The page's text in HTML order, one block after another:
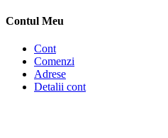
Contul Meu
Cont
Comenzi
Adrese
Detalii cont